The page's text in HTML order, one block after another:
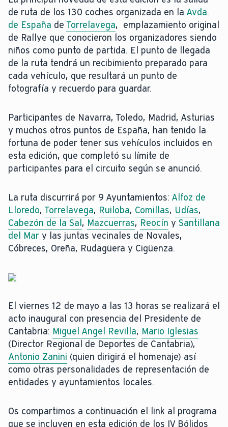
de ruta de los 130 coches organizada en la Avda.
de España de Torrelavega, emplazamiento original
de Rallye que conocieron los organizadores siendo
niños como punto de partida. El punto de llegada
de la ruta tendrá un recibimiento preparado para
cada vehículo, que resultará un punto de
fotografía y recuerdo para guardar.
Participantes de Navarra, Toledo, Madrid, Asturias
y muchos otros puntos de España, han tenido la
fortuna de poder tener sus vehículos incluidos en
esta edición, que completó su límite de
participantes para el circuito según se anunció.
La ruta discurrirá por 9 Ayuntamientos: Alfoz de
Lloredo, Torrelavega, Ruiloba, Comillas, Udías,
Cabezón de la Sal , Mazcuerras, Reocín y Santillana
del Mar y las juntas vecinales de Novales,
Cóbreces, Oreña, Rudagüera y Cigüenza.
El viernes 12 de mayo a las 13 horas se realizará el
acto inaugural con presencia del Presidente de
Cantabria: Miguel Angel Revilla, Mario Iglesias
(Director Regional de Deportes de Cantabria),
Antonio Zanini (quien dirigirá el homenaje) así
como otras personalidades de representación de
entidades y ayuntamientos locales.
Os compartimos a continuación el link al programa
que se incluyen en esta edición de los IV Bólidos